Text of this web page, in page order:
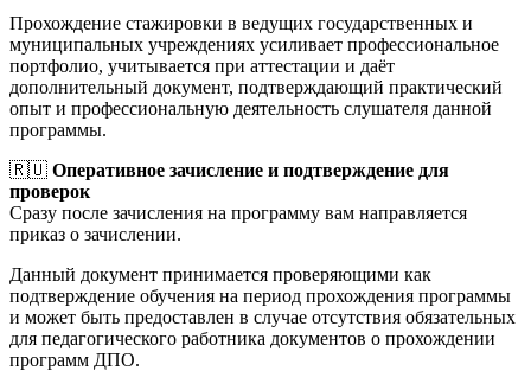
Прохождение стажировки в ведущих государственных и
муниципальных учреждениях усиливает профессиональное
портфолио, учитывается при аттестации и даёт
дополнительный документ, подтверждающий практический
опыт и профессиональную деятельность слушателя данной
программы.
🇷🇺 Оперативное зачисление и подтверждение для
проверок
Сразу после зачисления на программу вам направляется
приказ о зачислении.
Данный документ принимается проверяющими как
подтверждение обучения на период прохождения программы
и может быть предоставлен в случае отсутствия обязательных
для педагогического работника документов о прохождении
программ ДПО.